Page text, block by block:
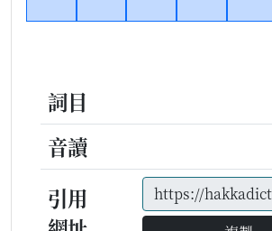
詞目
音讀
引用